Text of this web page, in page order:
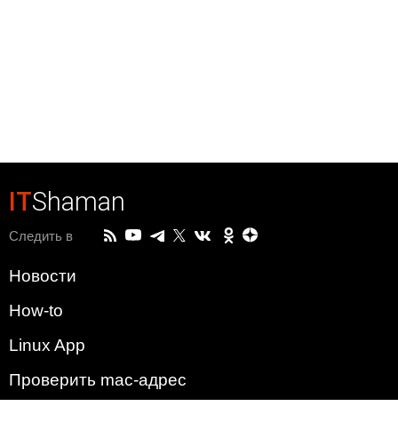
ITShaman
Следить в
Новости
How-to
Linux App
Проверить mac-адрес